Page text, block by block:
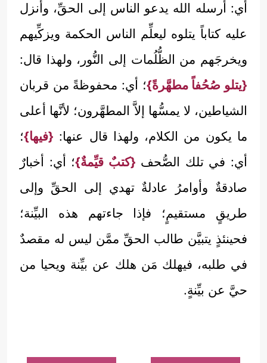
أي: أرسله الله يدعو الناس إلى الحقِّ، وأنزل
عليه كتاباً يتلوه ليعلِّم الناس الحكمة ويزكِّيهم
ويخرجَهم من الظُّلُمات إلى النُّور، ولهذا قال:
{يتلو صُحُفاً مطهَّرةً}؛ أي: محفوظةً من قربان
الشياطين، لا يمسُّها إلاَّ المطهَّرون؛ لأنَّها أعلى
ما يكون من الكلام، ولهذا قال عنها: {فيها}؛
أي: في تلك الصُّحف {كتبٌ قيِّمةٌ}؛ أي: أخبارٌ
صادقةٌ وأوامرُ عادلةٌ تهدي إلى الحقِّ وإلى
طريقٍ مستقيمٍ؛ فإذا جاءتهم هذه البيِّنة؛
فحينئذٍ يتبيَّن طالب الحقِّ ممَّن ليس له مقصدٌ
في طلبه، فيهلك مَن هلك عن بيِّنة ويحيا من
حيَّ عن بيِّنةٍ.